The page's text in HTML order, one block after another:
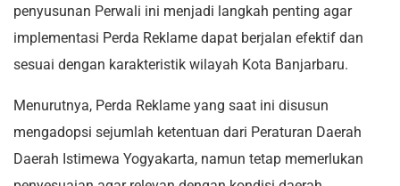
penyusunan Perwali ini menjadi langkah penting agar
implementasi Perda Reklame dapat berjalan efektif dan
sesuai dengan karakteristik wilayah Kota Banjarbaru.
Menurutnya, Perda Reklame yang saat ini disusun
mengadopsi sejumlah ketentuan dari Peraturan Daerah
Daerah Istimewa Yogyakarta, namun tetap memerlukan